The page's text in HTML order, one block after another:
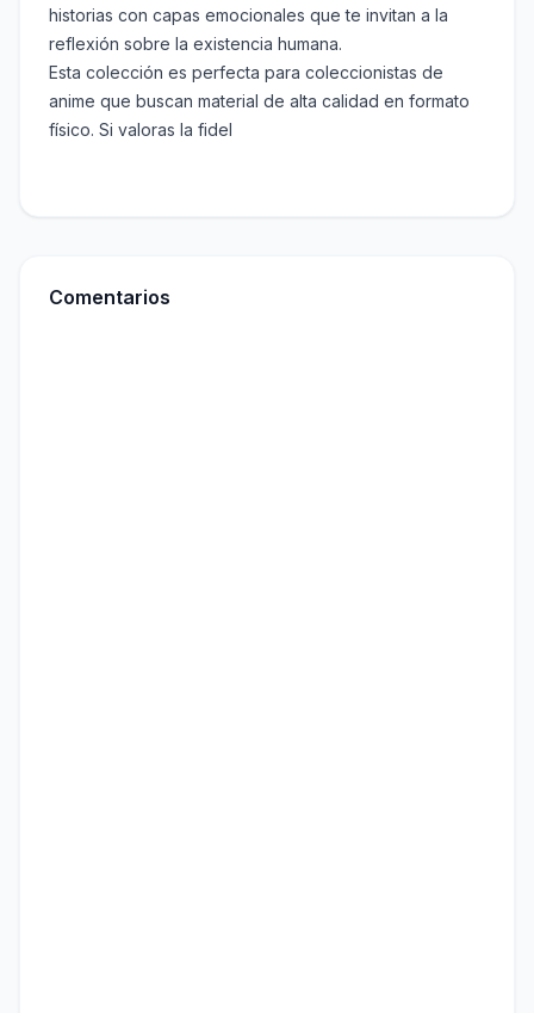
historias con capas emocionales que te invitan a la
reflexión sobre la existencia humana.
Esta colección es perfecta para coleccionistas de
anime que buscan material de alta calidad en formato
físico. Si valoras la fidel
Comentarios